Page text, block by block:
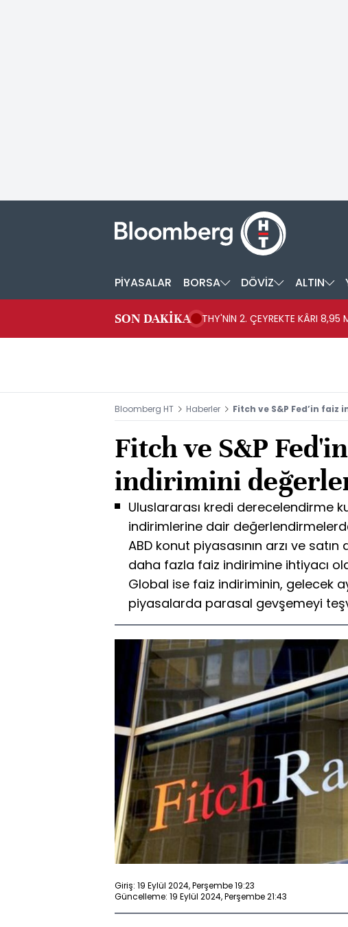
PİYASALAR BORSA DÖVİZ ALTIN
SON DAKİKA THY'NİN 2. ÇEYREKTE KÂRI 8,95
Bloomberg HT Haberler Fitch ve S&P Fed’in
Fitch ve S&P
indirimini
Uluslararası kredi derecelendirme
indirimlerine dair
ABD konut piyasasının arzı ve
daha fazla faiz indirimine ihtiyacı
Global ise faiz indiriminin, gelecek
piyasalarda parasal gevşemeyi
Giriş: 19 Eylül 2024, Perşembe 19:23
Güncelleme: 19 Eylül 2024, Perşembe 21:43